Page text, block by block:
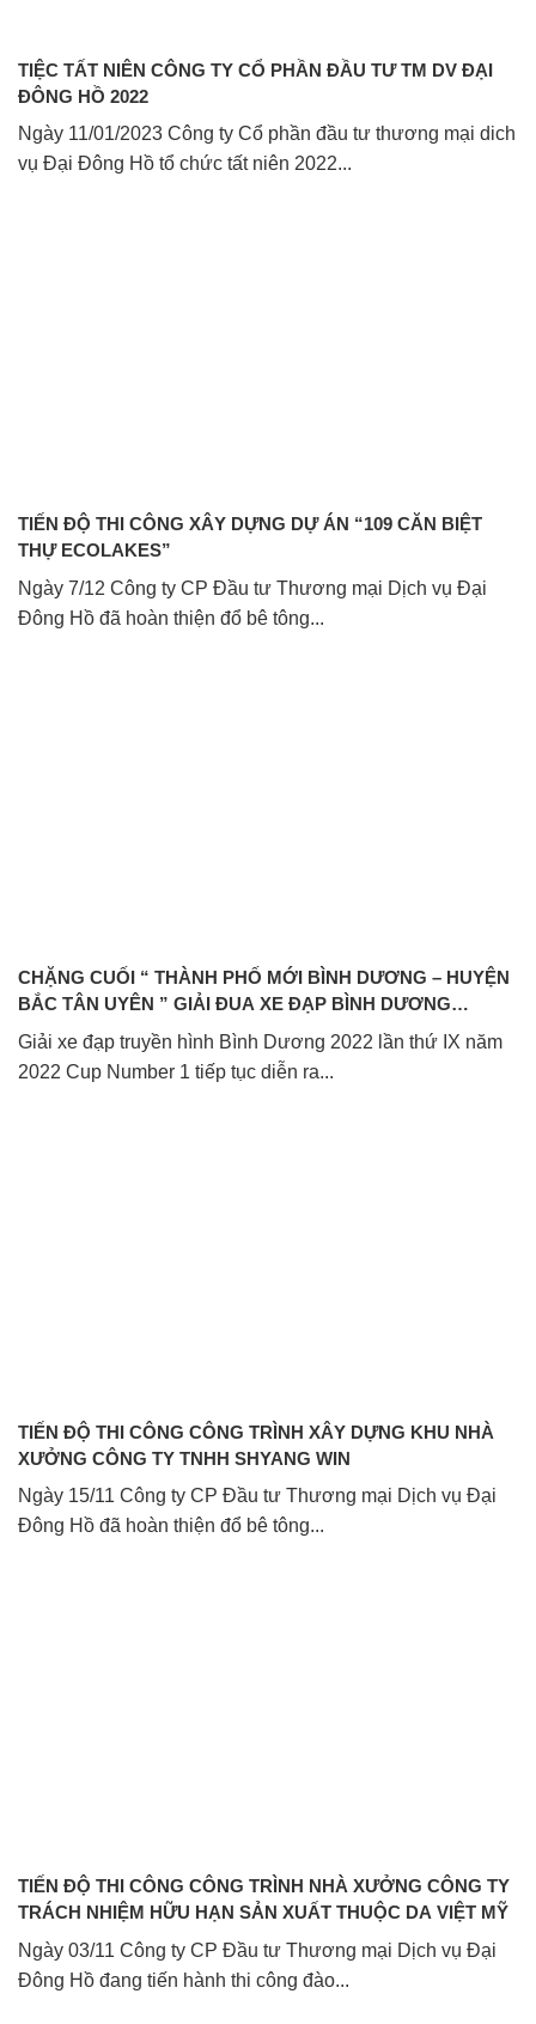
TIỆC TẤT NIÊN CÔNG TY CỔ PHẦN ĐẦU TƯ TM DV ĐẠI
ĐÔNG HỒ 2022
Ngày 11/01/2023 Công ty Cổ phần đầu tư thương mại dich
vụ Đại Đông Hồ tổ chức tất niên 2022...
TIẾN ĐỘ THI CÔNG XÂY DỰNG DỰ ÁN “109 CĂN BIỆT
THỰ ECOLAKES”
Ngày 7/12 Công ty CP Đầu tư Thương mại Dịch vụ Đại
Đông Hồ đã hoàn thiện đổ bê tông...
CHẶNG CUỐI “ THÀNH PHỐ MỚI BÌNH DƯƠNG – HUYỆN
BẮC TÂN UYÊN ” GIẢI ĐUA XE ĐẠP BÌNH DƯƠNG
TRANH CÚP NUMBER 1
Giải xe đạp truyền hình Bình Dương 2022 lần thứ IX năm
2022 Cup Number 1 tiếp tục diễn ra...
TIẾN ĐỘ THI CÔNG CÔNG TRÌNH XÂY DỰNG KHU NHÀ
XƯỞNG CÔNG TY TNHH SHYANG WIN
Ngày 15/11 Công ty CP Đầu tư Thương mại Dịch vụ Đại
Đông Hồ đã hoàn thiện đổ bê tông...
TIẾN ĐỘ THI CÔNG CÔNG TRÌNH NHÀ XƯỞNG CÔNG TY
TRÁCH NHIỆM HỮU HẠN SẢN XUẤT THUỘC DA VIỆT MỸ
Ngày 03/11 Công ty CP Đầu tư Thương mại Dịch vụ Đại
Đông Hồ đang tiến hành thi công đào...